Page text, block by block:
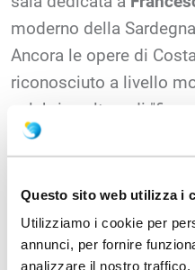
Questo sito web utilizza i
Utilizziamo i cookie per
annunci, per fornire
analizzare il nostro traffico.
moderno della
Ancora le opere di
riconosciuto a livello
celebri sculture di
Spazio Ilisso intende
figurative, poesia,
letteratura, cinema,